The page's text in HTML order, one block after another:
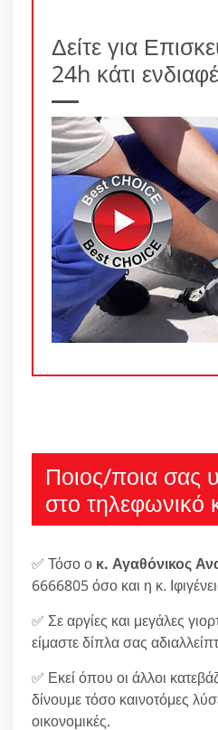
Δείτε για
24h κάτι
Ποιος/ποια σας
στο τηλεφωνικό
✅ Τόσο ο κ. Αγαθόνικος
6666805 όσο και η κ.
✅ Σε αργίες και μεγάλες
είμαστε δίπλα σας
✅ Εκεί όπου οι άλλοι
δίνουμε τόσο καινοτόμες
οικονομικές.